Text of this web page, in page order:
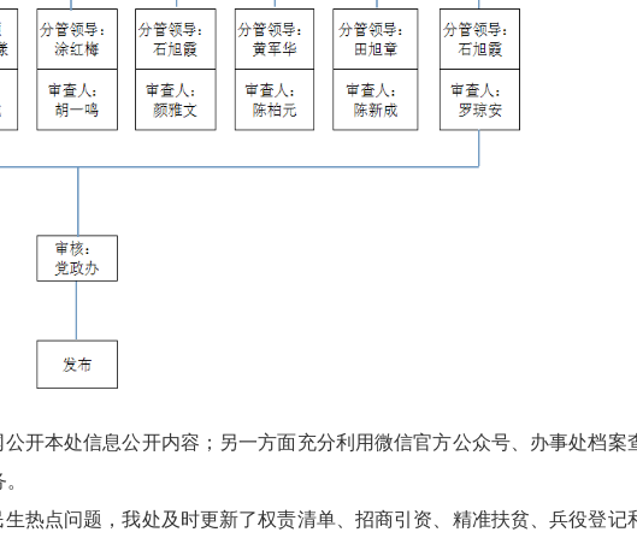
本处信息公开内容；另一方面充分利用微信官方公众号、办事处档案
点问题，我处及时更新了权责清单、招商引资、精准扶贫、兵役登记